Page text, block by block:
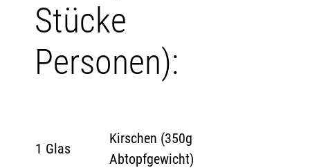
Stücke
Personen):
1 Glas
Kirschen (350g
Abtopfgewicht)